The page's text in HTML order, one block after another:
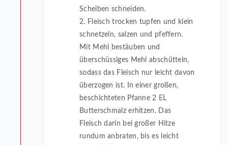
Scheiben schneiden.
2. Fleisch trocken tupfen und klein
schnetzeln, salzen und pfeffern.
Mit Mehl bestäuben und
überschüssiges Mehl abschütteln,
sodass das Fleisch nur leicht davon
überzogen ist. In einer großen,
beschichteten Pfanne 2 EL
Butterschmalz erhitzen. Das
Fleisch darin bei großer Hitze
rundum anbraten, bis es leicht